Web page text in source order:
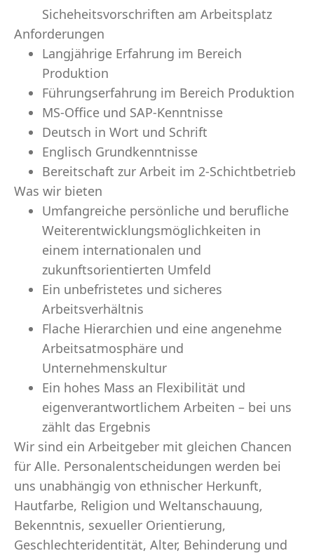
Sicheheitsvorschriften am Arbeitsplatz
Anforderungen
Langjährige Erfahrung im Bereich
Produktion
Führungserfahrung im Bereich Produktion
MS-Office und SAP-Kenntnisse
Deutsch in Wort und Schrift
Englisch Grundkenntnisse
Bereitschaft zur Arbeit im 2-Schichtbetrieb
Was wir bieten
Umfangreiche persönliche und berufliche
Weiterentwicklungsmöglichkeiten in
einem internationalen und
zukunftsorientierten Umfeld
Ein unbefristetes und sicheres
Arbeitsverhältnis
Flache Hierarchien und eine angenehme
Arbeitsatmosphäre und
Unternehmenskultur
Ein hohes Mass an Flexibilität und
eigenverantwortlichem Arbeiten – bei uns
zählt das Ergebnis
Wir sind ein Arbeitgeber mit gleichen Chancen
für Alle. Personalentscheidungen werden bei
uns unabhängig von ethnischer Herkunft,
Hautfarbe, Religion und Weltanschauung,
Bekenntnis, sexueller Orientierung,
Geschlechteridentität, Alter, Behinderung und